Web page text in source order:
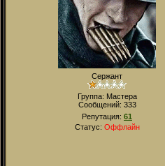
Сержант
Группа: Мастера
Сообщений: 333
Репутация: 61
Статус: Оффлайн